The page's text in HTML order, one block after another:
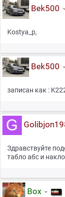
Bek500
Kostya_p,
Bek500
записан как :
Здравствуйте
табло абс и
Box